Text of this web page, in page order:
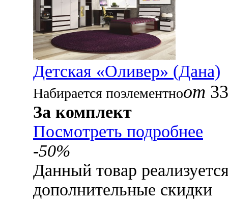
Детская «Оливер» (Дана)
Набирается поэлементноот
За комплект
Посмотреть подробнее
-50%
Данный товар
дополнительные скидки